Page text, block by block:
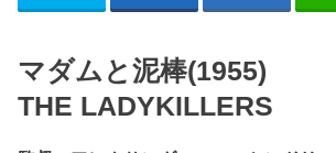
マダムと泥棒(1955)
THE LADYKILLERS